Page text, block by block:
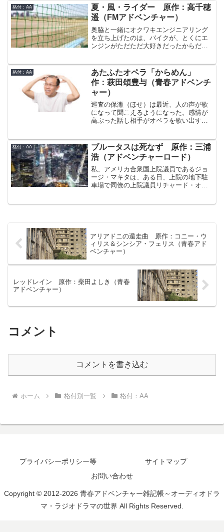
わりを飛びまわる虫にすぎないのかもし
れない。
世代も必要となるため、当初の乗客・乗
員は惑星エデンにたどり着くことはでき
ず、実際に到着するのは彼らの子孫にな
る。そのため、航海の間、エデン2185年
の船内では地球からは全く独立した社会
が営まれる。エデン2185に乗り組む人た
であり、若干18歳でパイロット候補生と
して乗り組んだシド・ヨーハンもその一
人であった。しかし、出航の5年後である
2090年には早くもエデン2185の乗客・乗
員達の意識と、彼らの社会は微妙な変化
を見せ始める。果たしてエデン2185は無
事に惑星エデンに到着することができる
のか。この物語はエデン2185の航海に人
の記録である。
格付：AA
夏・風・ライダー 原作：高千穂
遥（FMアドベンチャー）
奥脇と一緒にオクワキエンジニアリング
を立ち上げたのは、バイクが、とくにエ
ンジンがただただ大好きだったからだ。
げ、いつしかマフラーしか弄れない毎日
になってしまったからだ。あれから9年。
今でも辞めたのが正解だったのか考える
ことがある。オクワキエンジニアリング
は早々にレースに参加するようになり、
今では日本を代表するプライベーターと
呼ばれるまでになった。それに引き替
え、俺は未だにしがないバイク屋の親父
からレースに参戦する。チーム“ノブ”とい
えば聞こえはいいが、まあ言ってみれば
町内会チームだ。それでもレースはレー
ス。時は来たのだ。夏の「鈴鹿4時間耐久
ロードレース」まで全力で突っ走るまで
だ。
格付：AA
あたふたオペラ「からめん」
作：萩田頌豊与（青春アドベンチ
ャー）
巡査の保瀬（ほせ）は最近、人の声が歌
になって聞こえるようになった。感情が
高ぶった話し相手がオペラを歌い出すよ
断言。この病気に「あたふたオペラ症候
群」というふざけた通称を付け、悪のり
しつつ治療に乗り出した。毎日診察室で
毛利医師に経過を報告する保瀬。どうや
ら保瀬は辛麺（からめん）という辛いラ
ーメンを巡る騒動に巻き込まれているよ
格付：AA
ブルータスは死なず 原作：三浦
浩（アドベンチャーロード）
私、アメリカ合衆国上院議員であるジョ
ージ・マキタは、ある日、上院の地下駐
車場で同僚の上院議員リチャード・オコ
私と一緒にナショナルチケットを買わな
いか？」彼は、この日系人ジョージ・マ
キタに副大統領候補になって欲しいとい
うのか。初めて上院議員になったときに
感じた戦慄が、再び私の身体を駆け抜け
た。自分は副大統領になっても、いやそ
れ以上になってもおかしくない人間なの
だ。そう、合衆国の歴史には副大統領か
ら大統領になった人間も大勢いるのだか
ら…
アリアドニの遁走曲 原作：コニー・ウ
ィリス＆シンシア・フェリス（青春アド
ベンチャー）
レッドレイン 原作：柴田よしき（青春
アドベンチャー）
コメント
コメントを書き込む
ホーム 格付別一覧 格付：AA
プライバシーポリシー等
サイトマップ
お問い合わせ
Copyright © 2012-2026 青春アドベンチャー雑記帳～オーディオドラ
マ・ラジオドラマの世界 All Rights Reserved.